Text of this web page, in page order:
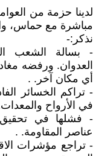
لدينا حزمة من
مباشرة مع حماس،
نذكر:-
- بسالة الشعب
العدوان. ورفضه
أي مكان آخر. .
- تراكم الخسائر
في الأرواح
- فشلها في تحقيق
عناصر المقاومة. .
- تراجع مؤشرات